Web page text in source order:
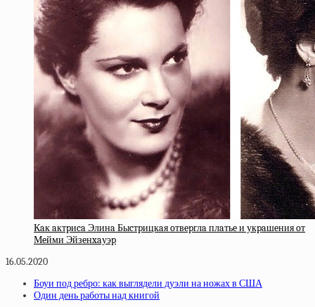
Кaк aктpиca Элинa Быcтpицкaя oтвepглa плaтьe и укpaшeния oт
Мeйми Эйзeнxaуэp
16.05.2020
Боуи под ребро: как выглядели дуэли на ножах в США
Один день работы над книгой